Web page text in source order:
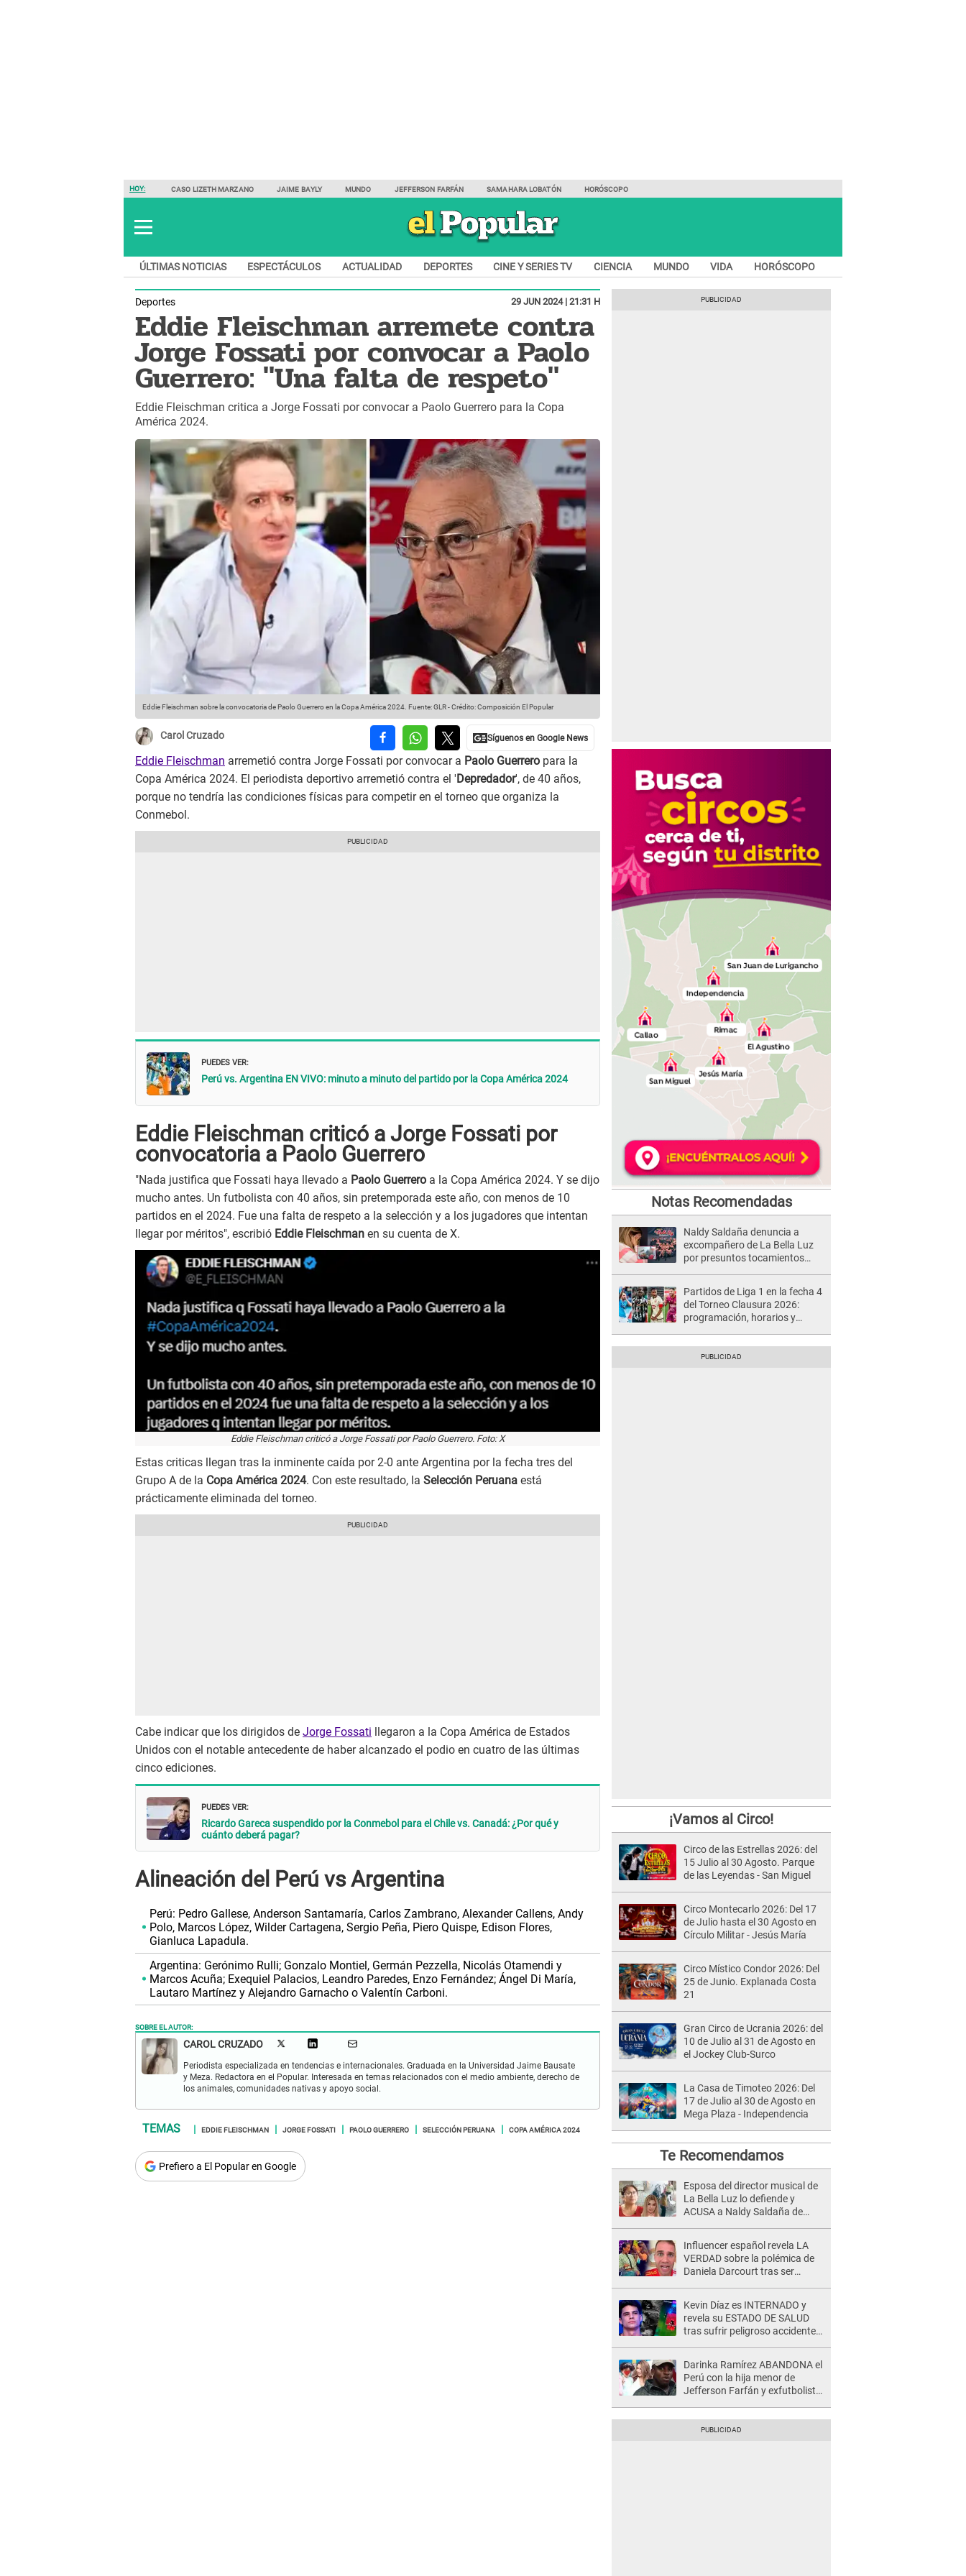
HOY: CASO LIZETH MARZANO JAIME BAYLY MUNDO JEFFERSON FARFÁN SAMAHARA LOBATÓN HORÓSCOPO
ÚLTIMAS NOTICIAS ESPECTÁCULOS ACTUALIDAD DEPORTES CINE Y SERIES TV CIENCIA MUNDO VIDA HORÓSCOPO
Deportes 29 JUN 2024 | 21:31 H
Eddie Fleischman arremete contra
Jorge Fossati por convocar a Paolo
Guerrero: "Una falta de respeto"
Eddie Fleischman critica a Jorge Fossati por convocar a Paolo Guerrero para la Copa
América 2024.
Eddie Fleischman sobre la convocatoria de Paolo Guerrero en la Copa América 2024. Fuente: GLR-Crédito: Composición El Popular
Carol Cruzado
Eddie Fleischman arremetió contra Jorge Fossati por convocar a Paolo Guerrero para la
Copa América 2024. El periodista deportivo arremetió contra el ' Depredador', de 40 años,
porque no tendría las condiciones físicas para competir en el torneo que organiza la
Conmebol.
PUEDES VER:
Perú vs. Argentina EN VIVO: minuto a minuto del partido por la Copa América 2024
Eddie Fleischman criticó a Jorge Fossati por
convocatoria a Paolo Guerrero
"Nada justifica que Fossati haya llevado a Paolo Guerrero a la Copa América 2024. Y se dijo
mucho antes. Un futbolista con 40 años, sin pretemporada este año, con menos de 10
partidos en el 2024. Fue una falta de respeto a la selección y a los jugadores que intentan
llegar por méritos", escribió Eddie Fleischman en su cuenta de X.
Eddie Fleischman criticó a Jorge Fossati por Paolo Guerrero. Foto: X
Estas criticas llegan tras la inminente caída por 2-0 ante Argentina por la fecha tres del
Grupo A de la Copa América 2024. Con este resultado, la Selección Peruana está
prácticamente eliminada del torneo.
Cabe indicar que los dirigidos de Jorge Fossati llegaron a la Copa América de Estados
Unidos con el notable antecedente de haber alcanzado el podio en cuatro de las últimas
cinco ediciones.
PUEDES VER:
Ricardo Gareca suspendido por la Conmebol para el Chile vs. Canadá: ¿Por qué y
cuánto deberá pagar?
Alineación del Perú vs Argentina
Perú: Pedro Gallese, Anderson Santamaría, Carlos Zambrano, Alexander Callens, Andy
Polo, Marcos López, Wilder Cartagena, Sergio Peña, Piero Quispe, Edison Flores,
Gianluca Lapadula.
Argentina: Gerónimo Rulli; Gonzalo Montiel, Germán Pezzella, Nicolás Otamendi y
Marcos Acuña; Exequiel Palacios, Leandro Paredes, Enzo Fernández; Ángel Di María,
Lautaro Martínez y Alejandro Garnacho o Valentín Carboni.
SOBRE EL AUTOR:
CAROL CRUZADO
Periodista especializada en tendencias e internacionales. Graduada en la Universidad Jaime Bausate
y Meza. Redactora en el Popular. Interesada en temas relacionados con el medio ambiente, derecho de
los animales, comunidades nativas y apoyo social.
EDDIE FLEISCHMAN JORGE FOSSATI PAOLO GUERRERO SELECCIÓN PERUANA COPA AMÉRICA 2024
Prefiero a El Popular en Google
Notas Recomendadas
Naldy Saldaña denuncia a
excompañero de La Bella Luz
por presuntos tocamientos
Partidos de Liga 1 en la fecha 4
del Torneo Clausura 2026:
programación, horarios y
¡Vamos al Circo!
Circo de las Estrellas 2026: del
15 Julio al 30 Agosto. Parque
de las Leyendas - San Miguel
Circo Montecarlo 2026: Del 17
de Julio hasta el 30 Agosto en
Círculo Militar - Jesús María
Circo Místico Condor 2026: Del
25 de Junio. Explanada Costa
21
Gran Circo de Ucrania 2026: del
10 de Julio al 31 de Agosto en
el Jockey Club-Surco
La Casa de Timoteo 2026: Del
17 de Julio al 30 de Agosto en
Mega Plaza - Independencia
Te Recomendamos
Esposa del director musical de
La Bella Luz lo defiende y
ACUSA a Naldy Saldaña de
Influencer español revela LA
VERDAD sobre la polémica de
Daniela Darcourt tras ser
Kevin Díaz es INTERNADO y
revela su ESTADO DE SALUD
tras sufrir peligroso accidente
Darinka Ramírez ABANDONA el
Perú con la hija menor de
Jefferson Farfán y exfutbolista